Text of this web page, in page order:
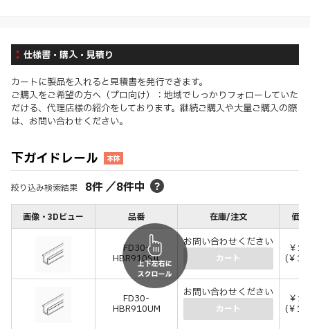
仕様書・購入・見積り
カートに製品を入れると見積書を発行できます。
ご購入をご希望の方へ（プロ向け）：地域でしっかりフォローしていた
だける、代理店様の紹介をしております。継続ご購入や大量ご購入の際
は、お問い合わせください。
下ガイドレール 本体
絞り込み検索結果 8件／8件中
画像・3Dビュー 品番 在庫/注文 価
FD30-
HBR910SIL
お問い合わせください
カート
￥
(￥
FD30-
HBR910UM
お問い合わせください
カート
￥
(￥